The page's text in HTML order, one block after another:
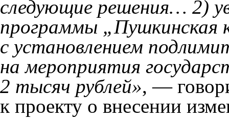
следующие решения… 2)
программы „Пушкинская
с установлением
на мероприятия
2 тысяч рублей», —
к проекту о внесении